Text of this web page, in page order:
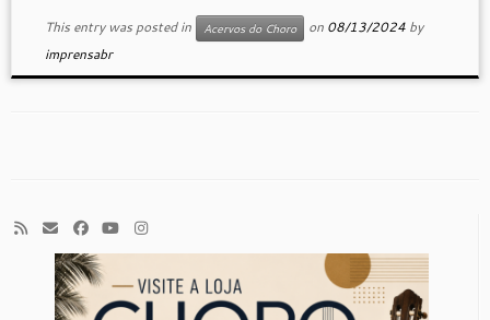
This entry was posted in Acervos do Choro on 08/13/2024 by
imprensabr